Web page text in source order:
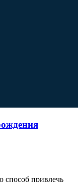
способ привлечь